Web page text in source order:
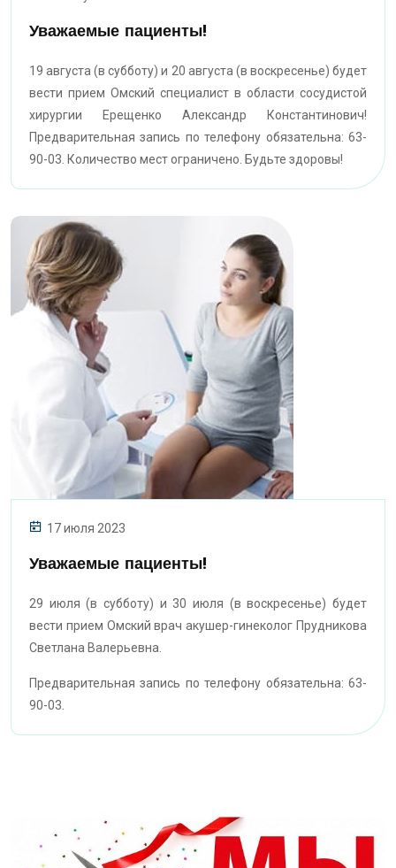
Уважаемые пациенты!
19 августа (в субботу) и 20 августа (в воскресенье) будет
вести прием Омский специалист в области сосудистой
хирургии Ерещенко Александр Константинович!
Предварительная запись по телефону обязательна: 63-
90-03. Количество мест ограничено. Будьте здоровы!
17 июля 2023
Уважаемые пациенты!
29 июля (в субботу) и 30 июля (в воскресенье) будет
вести прием Омский врач акушер-гинеколог Прудникова
Светлана Валерьевна.
Предварительная запись по телефону обязательна: 63-
90-03.